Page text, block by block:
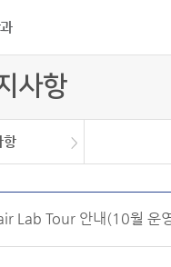
사항
항
과소개
과과정
사정보
대학원
보광장
뮤니티
사일정
지사항
게시판
업정보
Q&A
Lab Tour 안내(10월 운